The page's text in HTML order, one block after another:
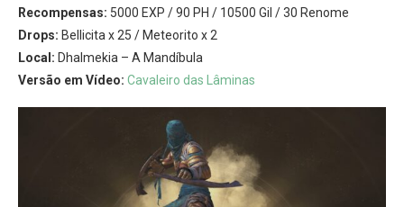
Recompensas: 5000 EXP / 90 PH / 10500 Gil / 30 Renome
Drops: Bellicita x 25 / Meteorito x 2
Local: Dhalmekia – A Mandíbula
Versão em Vídeo: Cavaleiro das Lâminas